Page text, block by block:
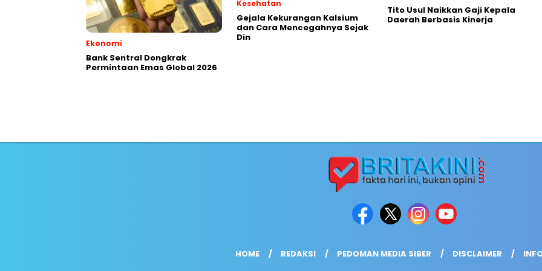
Ekonomi
Bank Sentral Dongkrak
Permintaan Emas Global 2026
Kesehatan
Gejala Kekurangan Kalsium
dan Cara Mencegahnya Sejak
Din
Tito Usul Naikkan Gaji Kepala
Daerah Berbasis Kinerja
HOME REDAKSI PEDOMAN MEDIA SIBER DISCLAIMER